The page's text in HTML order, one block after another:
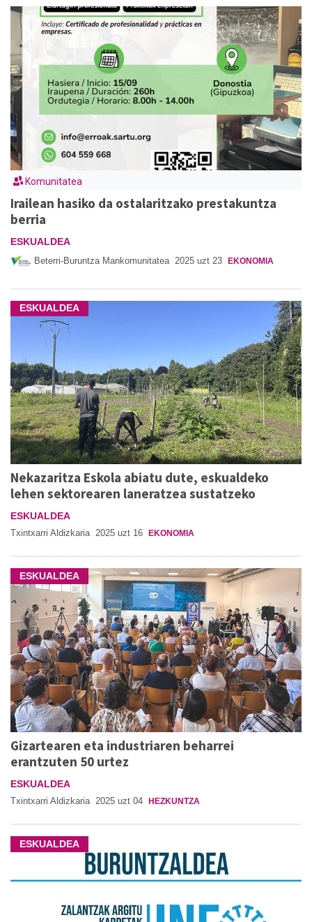
Komunitatea
Irailean hasiko da ostalaritzako prestakuntza
berria
ESKUALDEA
Beterri-Buruntza Mankomunitatea 2025 uzt 23 EKONOMIA
ESKUALDEA
Nekazaritza Eskola abiatu dute, eskualdeko
lehen sektorearen laneratzea sustatzeko
ESKUALDEA
Txintxarri Aldizkaria 2025 uzt 16 EKONOMIA
ESKUALDEA
Gizartearen eta industriaren beharrei
erantzuten 50 urtez
ESKUALDEA
Txintxarri Aldizkaria 2025 uzt 04 HEZKUNTZA
ESKUALDEA